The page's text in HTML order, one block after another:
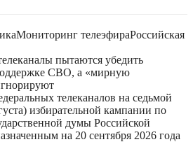
Мониторинг телеэфираРоссийская
пытаются убедить
СВО, а «мирную
телеканалов на седьмой
избирательной кампании по
думы Российской
на 20 сентября 2026 года